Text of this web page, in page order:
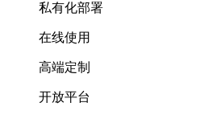
私有化部署
在线使用
高端定制
开放平台